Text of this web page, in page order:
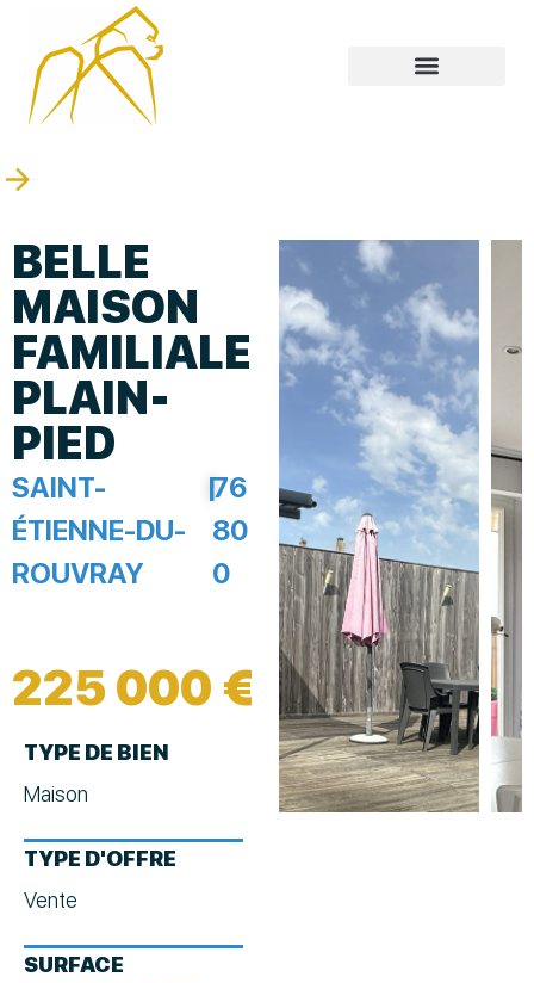
BELLE
MAISON
FAMILIALE
PLAIN-
PIED
SAINT-
ÉTIENNE-DU-
ROUVRAY
|76
80
0
225 000 €
TYPE DE BIEN
Maison
TYPE D'OFFRE
Vente
SURFACE